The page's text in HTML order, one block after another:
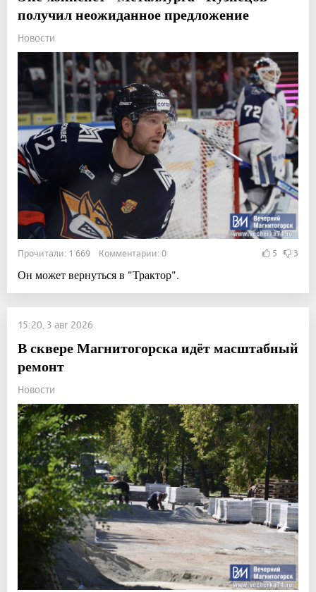
получил неожиданное предложение
Новости
Прочитали: 1 669 Комментарии: 0 5 3
Он может вернуться в "Трактор".
15:20, 3 авг 2026
В сквере Магнитогорска идёт масштабный
ремонт
Новости